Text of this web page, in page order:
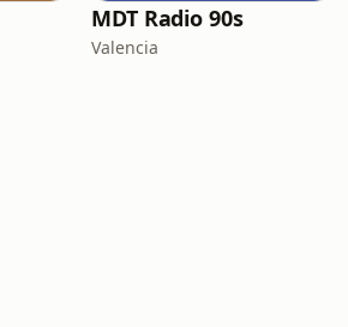
MDT Radio 90s
Valencia